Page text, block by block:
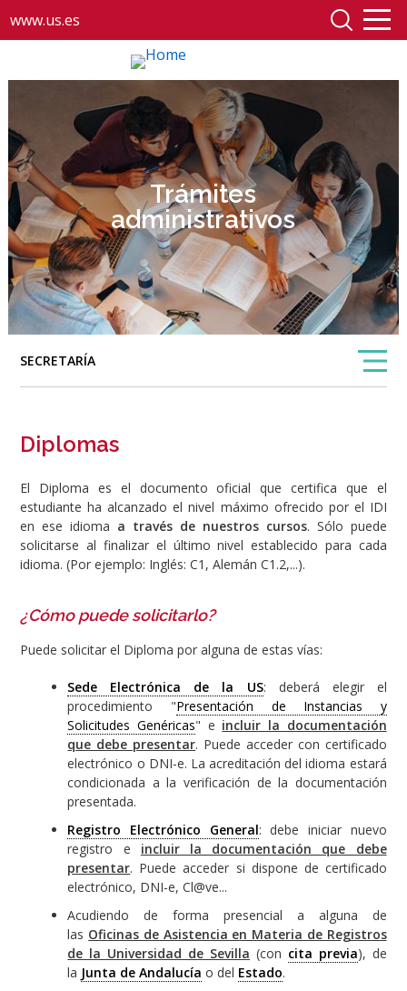
www.us.es
Trámites
administrativos
SECRETARÍA
Diplomas
El Diploma es el documento oficial que certifica que el
estudiante ha alcanzado el nivel máximo ofrecido por el IDI
en ese idioma a través de nuestros cursos. Sólo puede
solicitarse al finalizar el último nivel establecido para cada
idioma. (Por ejemplo: Inglés: C1, Alemán C1.2,...).
¿Cómo puede solicitarlo?
Puede solicitar el Diploma por alguna de estas vías:
Sede Electrónica de la US: deberá elegir el
procedimiento "Presentación de Instancias y
Solicitudes Genéricas" e incluir la documentación
que debe presentar. Puede acceder con certificado
electrónico o DNI-e. La acreditación del idioma estará
condicionada a la verificación de la documentación
presentada.
Registro Electrónico General: debe iniciar nuevo
registro e incluir la documentación que debe
presentar. Puede acceder si dispone de certificado
electrónico, DNI-e, Cl@ve...
Acudiendo de forma presencial a alguna de
las Oficinas de Asistencia en Materia de Registros
de la Universidad de Sevilla (con cita previa), de
la Junta de Andalucía o del Estado.